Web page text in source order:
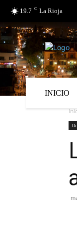
19.7 C La Rioja
INICIO